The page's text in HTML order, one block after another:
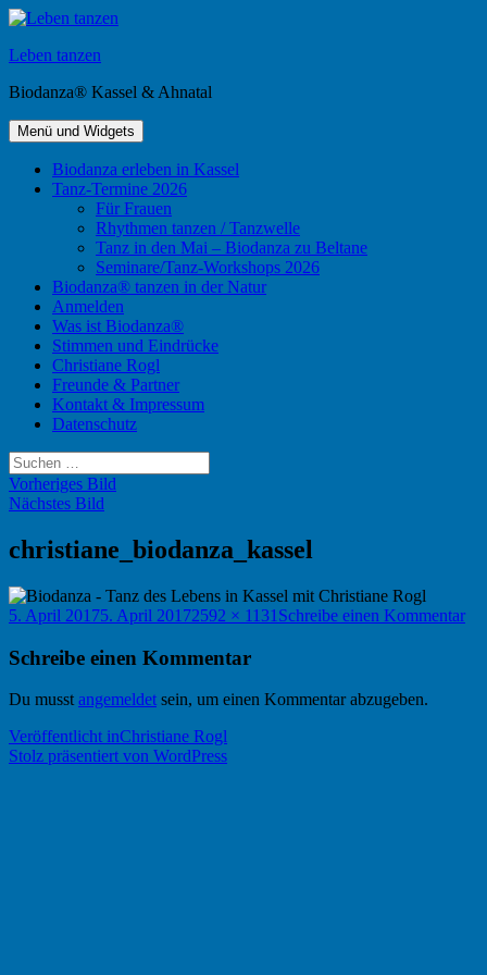
Zum
springen
Leben tanzen
Biodanza® Kassel & Ahnatal
Menü und Widgets
Biodanza erleben in Kassel
Tanz-Termine 2026
Für Frauen
Rhythmen tanzen / Tanzwelle
Tanz in den Mai – Biodanza zu Beltane
Seminare/Tanz-Workshops 2026
Biodanza® tanzen in der Natur
Anmelden
Was ist Biodanza®
Stimmen und Eindrücke
Christiane Rogl
Freunde & Partner
Kontakt & Impressum
Datenschutz
Suchen
nach:
Vorheriges Bild
Nächstes Bild
christiane_biodanza_kassel
Veröffentlicht
5. April 20175. April 2017Originalgröße
2592 × 1131 Schreibe einen Kommentarzu
Schreibe einen Kommentar
Du musst angemeldet sein, um einen Kommentar abzugeben.
Beitragsnavigation
Veröffentlicht inChristiane Rogl
Stolz präsentiert von WordPress